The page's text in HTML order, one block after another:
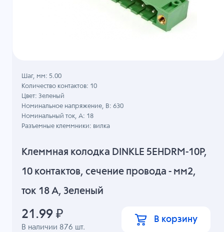
Клеммная колодка DINKLE 5EHDRM-10P,
10 контактов, сечение провода - мм2,
ток 18 A, Зеленый
В наличии 876 шт.
Шаг, мм: 5.00
Количество контактов: 10
Цвет: Зеленый
Номинальное напряжение, B: 630
Номинальный ток, А: 18
Разъемные клеммники: вилка
21.99 ₽ В корзину